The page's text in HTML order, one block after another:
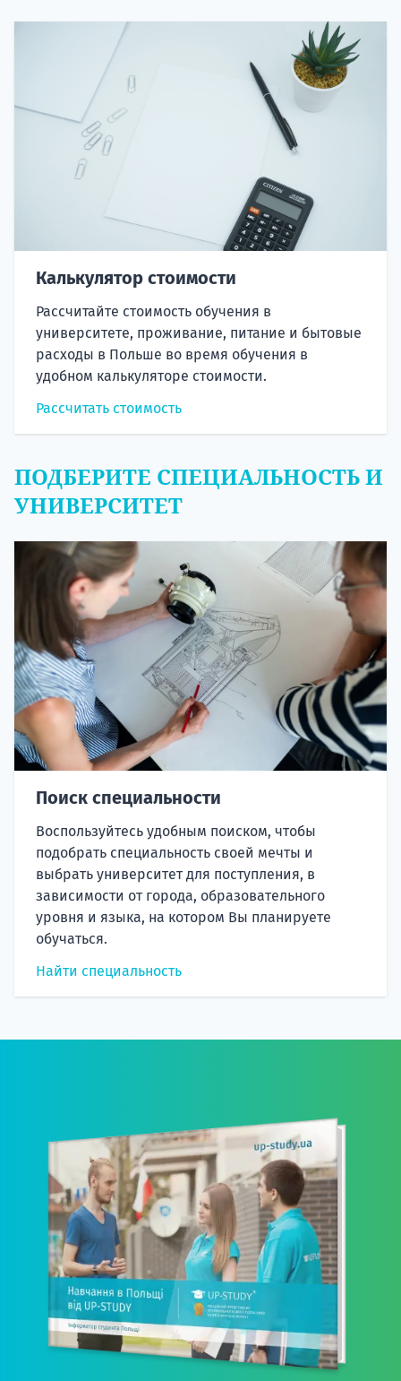
Калькулятор стоимости
Рассчитайте стоимость обучения в
университете, проживание, питание и бытовые
расходы в Польше во время обучения в
удобном калькуляторе стоимости.
Рассчитать стоимость
ПОДБЕРИТЕ СПЕЦИАЛЬНОСТЬ И
УНИВЕРСИТЕТ
Поиск специальности
Воспользуйтесь удобным поиском, чтобы
подобрать специальность своей мечты и
выбрать университет для поступления, в
зависимости от города, образовательного
уровня и языка, на котором Вы планируете
обучаться.
Найти специальность